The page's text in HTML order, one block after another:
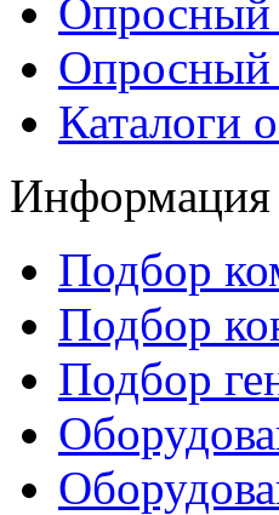
Опросный
Опросный
Каталоги
Информация
Подбор
Подбор
Подбор